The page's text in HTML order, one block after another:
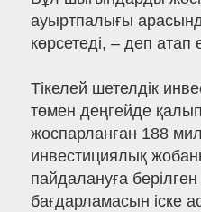
ауыртпалығы
көрсетеді, – деп атап
Тікелей шетелдік
төмен деңгейде
жоспарланған 188
инвестициялық
пайдалануға
бағдарламасын іске